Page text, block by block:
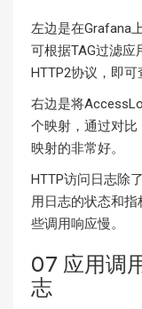
左边是在Grafana
可根据TAG过滤应
HTTP2协议，即可
右边是将
个映射，通过对
映射的非常好。
HTTP访问日志除
用日志的状态和
些调用响应慢。
07 应用调
志